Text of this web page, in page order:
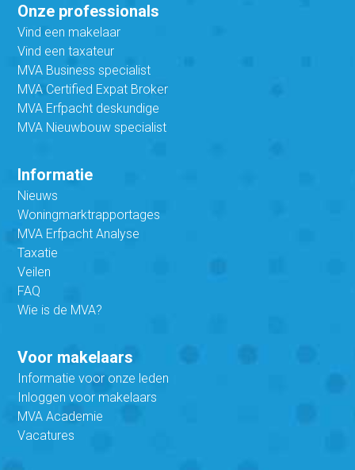
Onze professionals
Vind een makelaar
Vind een taxateur
MVA Business specialist
MVA Certified Expat Broker
MVA Erfpacht deskundige
MVA Nieuwbouw specialist
Informatie
Nieuws
Woningmarktrapportages
MVA Erfpacht Analyse
Taxatie
Veilen
FAQ
Wie is de MVA?
Voor makelaars
Informatie voor onze leden
Inloggen voor makelaars
MVA Academie
Vacatures